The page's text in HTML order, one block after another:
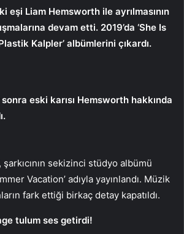
eşi Liam Hemsworth ile ayrılmasının
devam etti. 2019’da ‘She Is
Kalpler’ albümlerini çıkardı.
eski karısı Hemsworth hakkında
şarkıcının sekizinci stüdyo albümü
Vacation’ adıyla yayınlandı. Müzik
fark ettiği birkaç detay kapatıldı.
tulum ses getirdi!